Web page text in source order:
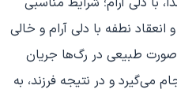
نطفه با دلی آرام و خالی
طبیعی در رگ‌ها جریان
می‌گیرد و در نتیجه فرزند، به